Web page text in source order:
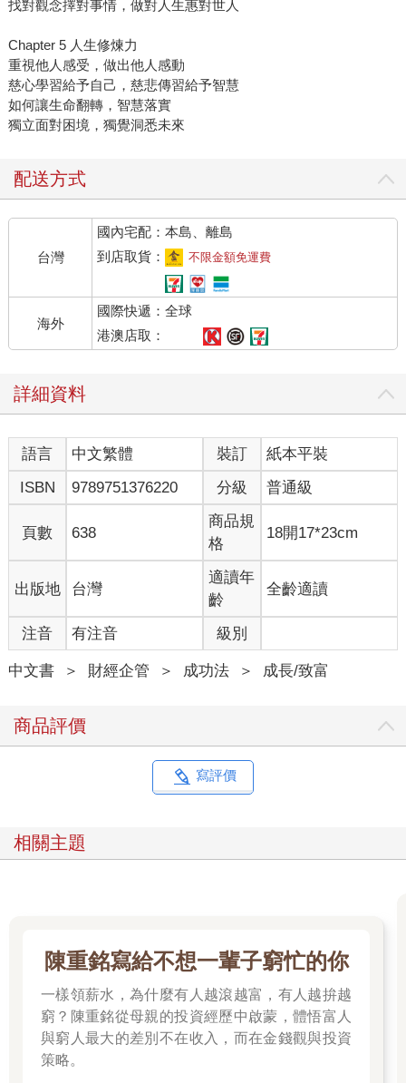
找對觀念擇對事情，做對人生惠對世人
Chapter 5 人生修煉力
重視他人感受，做出他人感動
慈心學習給予自己，慈悲傳習給予智慧
如何讓生命翻轉，智慧落實
獨立面對困境，獨覺洞悉未來
配送方式
台灣
國內宅配：本島、離島
到店取貨：
不限金額免運費
海外
國際快遞：全球
港澳店取：
詳細資料
語言 中文繁體 裝訂
紙本平裝
ISBN
9789751376220 分級 普通級
頁數 638
商品規
格
18開17*23cm
出版地 台灣
適讀年
齡
全齡適讀
注音 有注音 級別
中文書 ＞ 財經企管 ＞ 成功法 ＞ 成長/致富
商品評價
寫評價
相關主題
陳重銘寫給不想一輩子窮忙的你
一樣領薪水，為什麼有人越滾越富，有人越拚越
窮？陳重銘從母親的投資經歷中啟蒙，體悟富人
與窮人最大的差別不在收入，而在金錢觀與投資
策略。